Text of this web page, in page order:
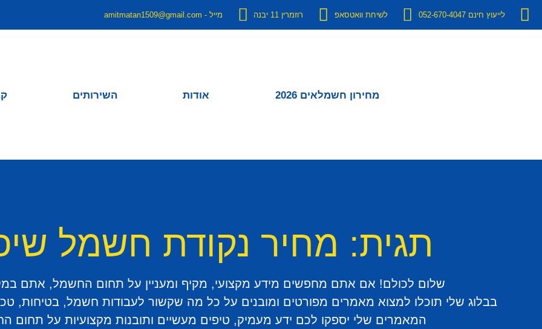
לייעוץ חינם 052-670-4047 לשיחת וואטסאפ רוזמרין 11 יבנה מייל - amitmatan1509@gmail.com
מחירון חשמלאים 2026 אודות השירותים
תגית: מחיר נקודת חשמל
שלום לכולם! אם אתם מחפשים מידע מקצועי, מקיף ומעניין על תחום החשמל, אתם
בבלוג שלי תוכלו למצוא מאמרים מפורטים ומובנים על כל מה שקשור לעבודות חשמל, בטיחות,
המאמרים שלי יספקו לכם ידע מעמיק, טיפים מעשיים ותובנות מקצועיות על תחום